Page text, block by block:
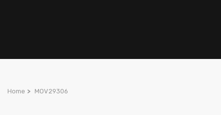
Home > MOV29306